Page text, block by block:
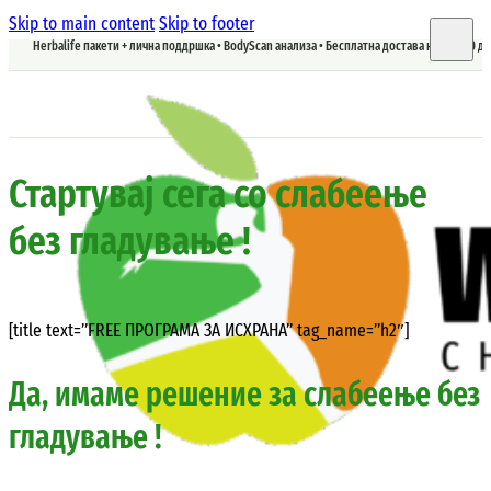
Skip to main contentSkip to footer
Herbalife пакети + лична поддршка • BodyScan анализа • Бесплатна достава над 5.900
Стартувај сега со слабеење
без гладување !
[title text=”FREE ПРОГРАМА ЗА ИСХРАНА” tag_name=”h2″]
Да, имаме решение за слабеење без
гладување !